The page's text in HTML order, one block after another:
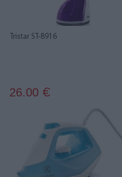
Tristar ST-8916
26.00 €